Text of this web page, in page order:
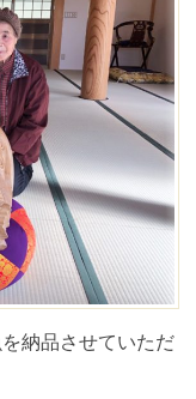
納品させていただ